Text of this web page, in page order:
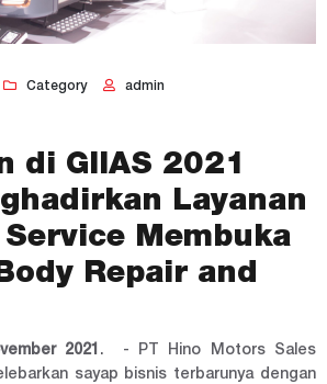
Category admin
di GIIAS 2021
Layanan
Membuka
Repair and
2021 . - PT Hino Motors Sales
sayap bisnis terbarunya dengan